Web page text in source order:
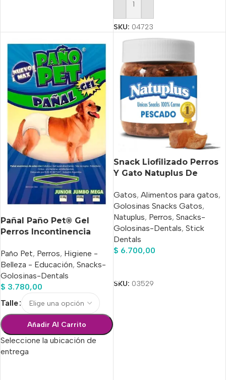
Añadir Al Carrito
SKU: 04723
Pañal Paño Pet® Gel
Perros Incontinencia
Paño Pet, Perros, Higiene -
Belleza - Educación, Snacks-
Golosinas-Dentals
$ 3.780,00
Talle
Añadir Al Carrito
Seleccione la ubicación de
entrega
Snack Liofilizado Perros
Y Gato Natuplus De
Gatos, Alimentos para gatos,
Golosinas Snacks Gatos,
Natuplus, Perros, Snacks-
Golosinas-Dentals, Stick
Dentals
$ 6.700,00
SKU: 03529